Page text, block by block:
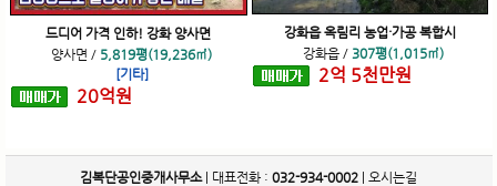
드디어 가격 인하! 강화 양사면
양사면 / 5,819평(19,236㎡)
[기타]
20억원
강화읍 옥림리 농업·가공 복합시
강화읍/ 307평(1,015㎡)
2억 5천만원
김복단공인중개사무소| 대표전화 : 032-934-0002 오시는길